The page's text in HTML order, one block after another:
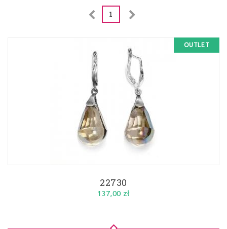
1
OUTLET
22730
137,00 zł